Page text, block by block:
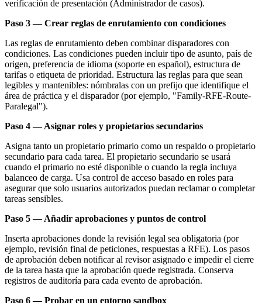
verificación de presentación (Administrador de casos).
Paso 3 — Crear reglas de enrutamiento con condiciones
Las reglas de enrutamiento deben combinar disparadores con
condiciones. Las condiciones pueden incluir tipo de asunto, país de
origen, preferencia de idioma (soporte en español), estructura de
tarifas o etiqueta de prioridad. Estructura las reglas para que sean
legibles y mantenibles: nómbralas con un prefijo que identifique el
área de práctica y el disparador (por ejemplo, "Family-RFE-Route-
Paralegal").
Paso 4 — Asignar roles y propietarios secundarios
Asigna tanto un propietario primario como un respaldo o propietario
secundario para cada tarea. El propietario secundario se usará
cuando el primario no esté disponible o cuando la regla incluya
balanceo de carga. Usa control de acceso basado en roles para
asegurar que solo usuarios autorizados puedan reclamar o completar
tareas sensibles.
Paso 5 — Añadir aprobaciones y puntos de control
Inserta aprobaciones donde la revisión legal sea obligatoria (por
ejemplo, revisión final de peticiones, respuestas a RFE). Los pasos
de aprobación deben notificar al revisor asignado e impedir el cierre
de la tarea hasta que la aprobación quede registrada. Conserva
registros de auditoría para cada evento de aprobación.
Paso 6 — Probar en un entorno sandbox